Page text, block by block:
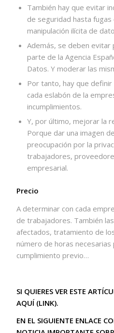
También hay que evitar
de seguridad hasta
manipulación ilícita de
Además, se deben evitar
parte de la Agencia
Datos. Y moderar las
Por tanto, hay que
cada eslabón de la
incumplimientos.
Y, por último, mejorar la
Porque dar una imagen
preocupación por la
trabajadores,
empresarial.
Precio
A determinar con cada
de trabajadores. También
afectados, tratamiento de
número de horas necesarias
cumplimiento previo…
SI QUIERES VER ESTE
AQUÍ (LINK).
EN EL SIGUIENTE ENLACE